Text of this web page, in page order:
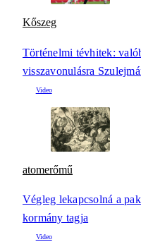
Kőszeg
Történelmi tévhitek:
visszavonulásra
atomerőmű
Végleg lekapcsolná a
kormány tagja